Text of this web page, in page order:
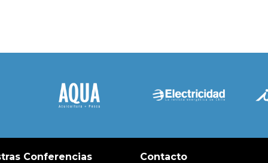
Conferencias Contacto